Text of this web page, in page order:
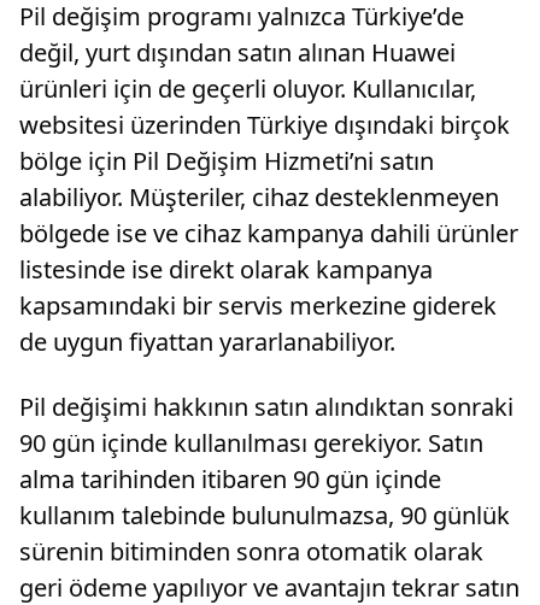
Pil değişim programı yalnızca Türkiye’de
değil, yurt dışından satın alınan Huawei
ürünleri için de geçerli oluyor. Kullanıcılar,
websitesi üzerinden Türkiye dışındaki birçok
bölge için Pil Değişim Hizmeti’ni satın
alabiliyor. Müşteriler, cihaz desteklenmeyen
bölgede ise ve cihaz kampanya dahili ürünler
listesinde ise direkt olarak kampanya
kapsamındaki bir servis merkezine giderek
de uygun fiyattan yararlanabiliyor.
Pil değişimi hakkının satın alındıktan sonraki
90 gün içinde kullanılması gerekiyor. Satın
alma tarihinden itibaren 90 gün içinde
kullanım talebinde bulunulmazsa, 90 günlük
sürenin bitiminden sonra otomatik olarak
geri ödeme yapılıyor ve avantajın tekrar satın